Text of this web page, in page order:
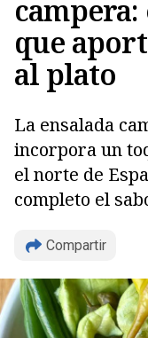
que
al plato
La ensalada
incorpora un
el norte de
completo el
Compartir